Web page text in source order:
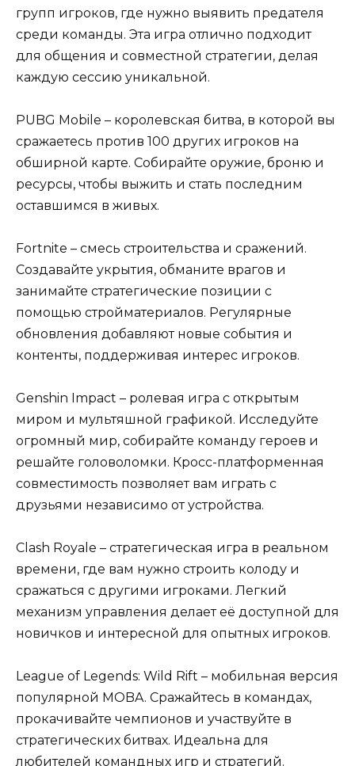
групп игроков, где нужно выявить предателя
среди команды. Эта игра отлично подходит
для общения и совместной стратегии, делая
каждую сессию уникальной.
PUBG Mobile – королевская битва, в которой вы
сражаетесь против 100 других игроков на
обширной карте. Собирайте оружие, броню и
ресурсы, чтобы выжить и стать последним
оставшимся в живых.
Fortnite – смесь строительства и сражений.
Создавайте укрытия, обманите врагов и
занимайте стратегические позиции с
помощью стройматериалов. Регулярные
обновления добавляют новые события и
контенты, поддерживая интерес игроков.
Genshin Impact – ролевая игра с открытым
миром и мультяшной графикой. Исследуйте
огромный мир, собирайте команду героев и
решайте головоломки. Кросс-платформенная
совместимость позволяет вам играть с
друзьями независимо от устройства.
Clash Royale – стратегическая игра в реальном
времени, где вам нужно строить колоду и
сражаться с другими игроками. Легкий
механизм управления делает её доступной для
новичков и интересной для опытных игроков.
League of Legends: Wild Rift – мобильная версия
популярной MOBA. Сражайтесь в командах,
прокачивайте чемпионов и участвуйте в
стратегических битвах. Идеальна для
любителей командных игр и стратегий.